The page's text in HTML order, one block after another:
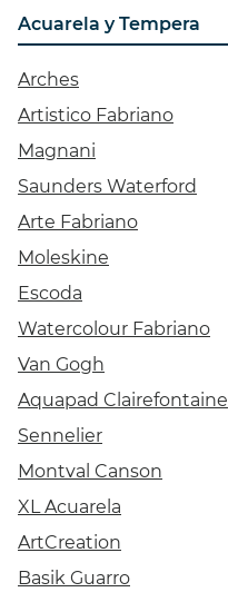
Acuarela y Tempera
Arches
Artistico Fabriano
Magnani
Saunders Waterford
Arte Fabriano
Moleskine
Escoda
Watercolour Fabriano
Van Gogh
Aquapad Clairefontaine
Sennelier
Montval Canson
XL Acuarela
ArtCreation
Basik Guarro